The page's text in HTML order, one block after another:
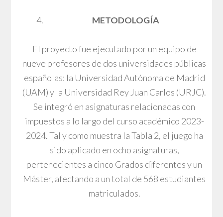
METODOLOGÍA
El proyecto fue ejecutado por un equipo de
nueve profesores de dos universidades públicas
españolas: la Universidad Autónoma de Madrid
(UAM) y la Universidad Rey Juan Carlos (URJC).
Se integró en asignaturas relacionadas con
impuestos a lo largo del curso académico 2023-
2024. Tal y como muestra la Tabla 2, el juego ha
sido aplicado en ocho asignaturas,
pertenecientes a cinco Grados diferentes y un
Máster, afectando a un total de 568 estudiantes
matriculados.